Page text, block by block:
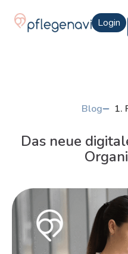
Login
Blog 1.
Das neue